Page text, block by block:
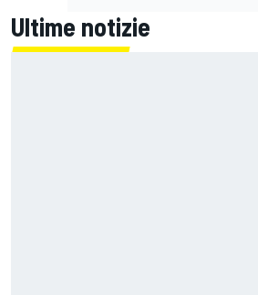
Ultime notizie